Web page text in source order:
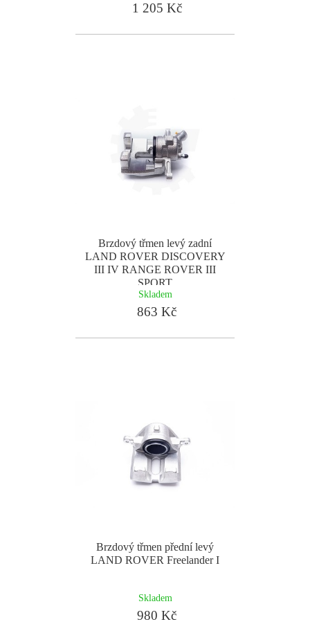
1 205 Kč
Brzdový třmen levý zadní
LAND ROVER DISCOVERY
III IV RANGE ROVER III
SPORT
Skladem
863 Kč
Brzdový třmen přední levý
LAND ROVER Freelander I
Skladem
980 Kč